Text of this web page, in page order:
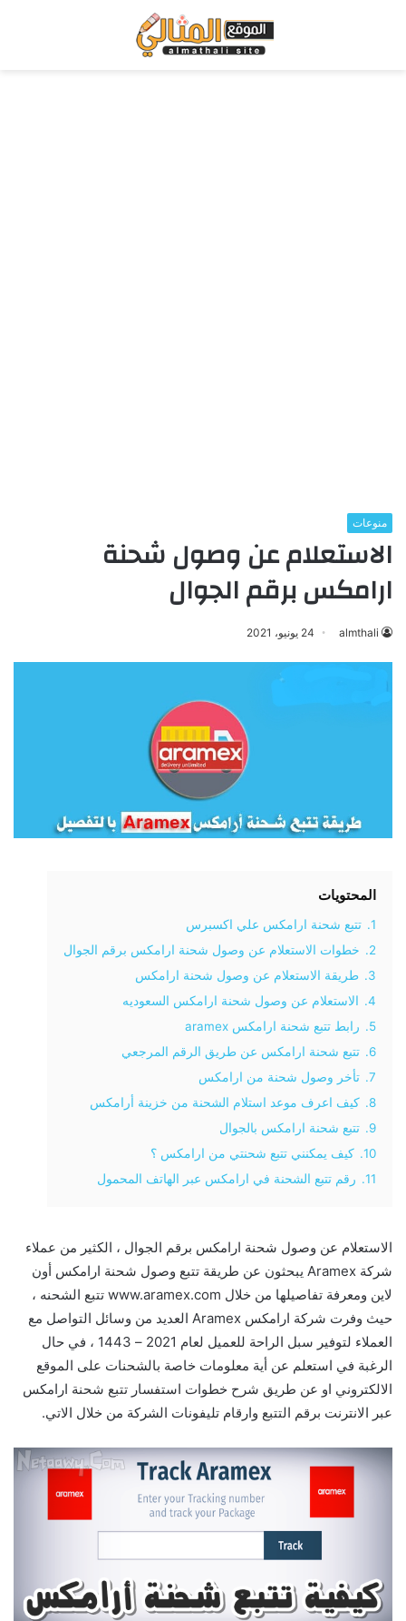
منوعات
الاستعلام عن وصول شحنة
ارامكس برقم الجوال
almthali 24 يونيو، 2021
المحتويات
1.
تتبع شحنة ارامكس علي اكسبرس
2.
خطوات الاستعلام عن وصول شحنة ارامكس برقم الجوال
3.
طريقة الاستعلام عن وصول شحنة ارامكس
4.
الاستعلام عن وصول شحنة ارامكس السعوديه
5.
رابط تتبع شحنة ارامكس aramex
6.
تتبع شحنة ارامكس عن طريق الرقم المرجعي
7.
تأخر وصول شحنة من ارامكس
8.
كيف اعرف موعد استلام الشحنة من خزينة أرامكس
9.
تتبع شحنة ارامكس بالجوال
10.
كيف يمكنني تتبع شحنتي من ارامكس ؟
11.
رقم تتبع الشحنة في ارامكس عبر الهاتف المحمول
الاستعلام عن وصول شحنة ارامكس برقم الجوال ، الكثير من عملاء
شركة Aramex يبحثون عن طريقة تتبع وصول شحنة ارامكس أون
لاين ومعرفة تفاصيلها من خلال www.aramex.com تتبع الشحنه ،
حيث وفرت شركة ارامكس Aramex العديد من وسائل التواصل مع
العملاء لتوفير سبل الراحة للعميل لعام 2021 – 1443 ، في حال
الرغبة في استعلم عن أية معلومات خاصة بالشحنات على الموقع
الالكتروني او عن طريق شرح خطوات استفسار تتبع شحنة ارامكس
عبر الانترنت برقم التتبع وارقام تليفونات الشركة من خلال الاتي.